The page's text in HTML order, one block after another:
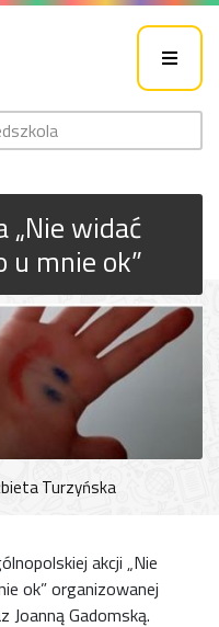
„Nie widać
u mnie ok”
Turzyńska
akcji „Nie
ok” organizowanej
Joanną Gadomską.